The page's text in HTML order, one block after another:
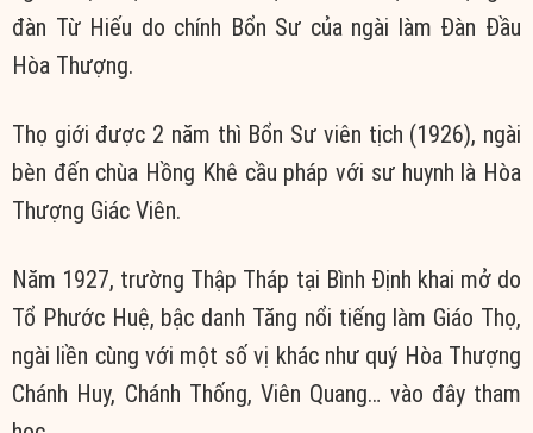
đàn Từ Hiếu do chính Bổn Sư của ngài làm Đàn Đầu
Hòa Thượng.
Thọ giới được 2 năm thì Bổn Sư viên tịch (1926), ngài
bèn đến chùa Hồng Khê cầu pháp với sư huynh là Hòa
Thượng Giác Viên.
Năm 1927, trường Thập Tháp tại Bình Định khai mở do
Tổ Phước Huệ, bậc danh Tăng nổi tiếng làm Giáo Thọ,
ngài liền cùng với một số vị khác như quý Hòa Thượng
Chánh Huy, Chánh Thống, Viên Quang… vào đây tham